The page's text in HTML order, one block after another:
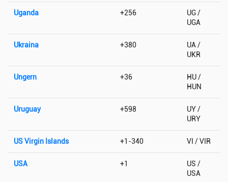
Uganda +256
UG /
UGA
Ukraina +380
UA /
UKR
Ungern +36
HU /
HUN
Uruguay +598
UY /
URY
US Virgin Islands +1-340 VI / VIR
USA +1
US /
USA